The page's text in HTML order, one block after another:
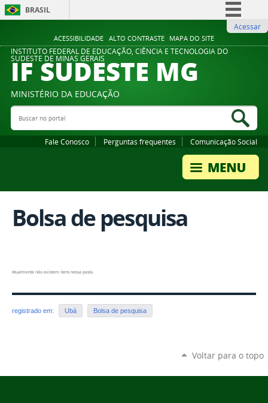
ACESSIBILIDADE ALTO CONTRASTE MAPA DO SITE
BRASIL
Comunica BR
Participe
Legislação
Acessar
INSTITUTO FEDERAL DE EDUCAÇÃO, CIÊNCIA E TECNOLOGIA DO
SUDESTE DE MINAS GERAIS
IF SUDESTE MG
MINISTÉRIO DA EDUCAÇÃO
Buscar no portal
Fale Conosco Perguntas frequentes Comunicação Social
Bolsa de pesquisa
Atualmente não existem itens nessa pasta.
registrado em: Ubá Bolsa de pesquisa
Voltar para o topo